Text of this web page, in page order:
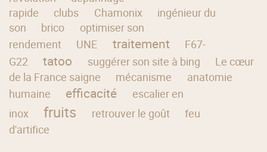
rapide
clubs Chamonix
ingénieur du
son
brico
optimiser son
rendement
UNE traitement
F67-
G22
tatoo suggérer son site à bing
Le cœur
de la France saigne
mécanisme
anatomie
humaine
efficacité
escalier en
inox
fruits retrouver le goût
feu
d'artifice